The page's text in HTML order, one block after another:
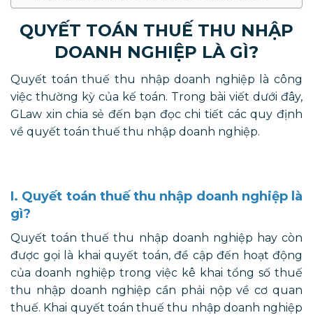
QUYẾT TOÁN THUẾ THU NHẬP
DOANH NGHIỆP LÀ GÌ?
Quyết toán thuế thu nhập doanh nghiệp là công
việc thường kỳ của kế toán. Trong bài viết dưới đây,
GLaw xin chia sẻ đến bạn đọc chi tiết các quy định
về quyết toán thuế thu nhập doanh nghiệp.
I. Quyết toán thuế thu nhập doanh nghiệp là
gì?
Quyết toán thuế thu nhập doanh nghiệp hay còn
được gọi là khai quyết toán, đề cập đến hoạt động
của doanh nghiệp trong việc kê khai tổng số thuế
thu nhập doanh nghiệp cần phải nộp về cơ quan
thuế. Khai quyết toán thuế thu nhập doanh nghiệp